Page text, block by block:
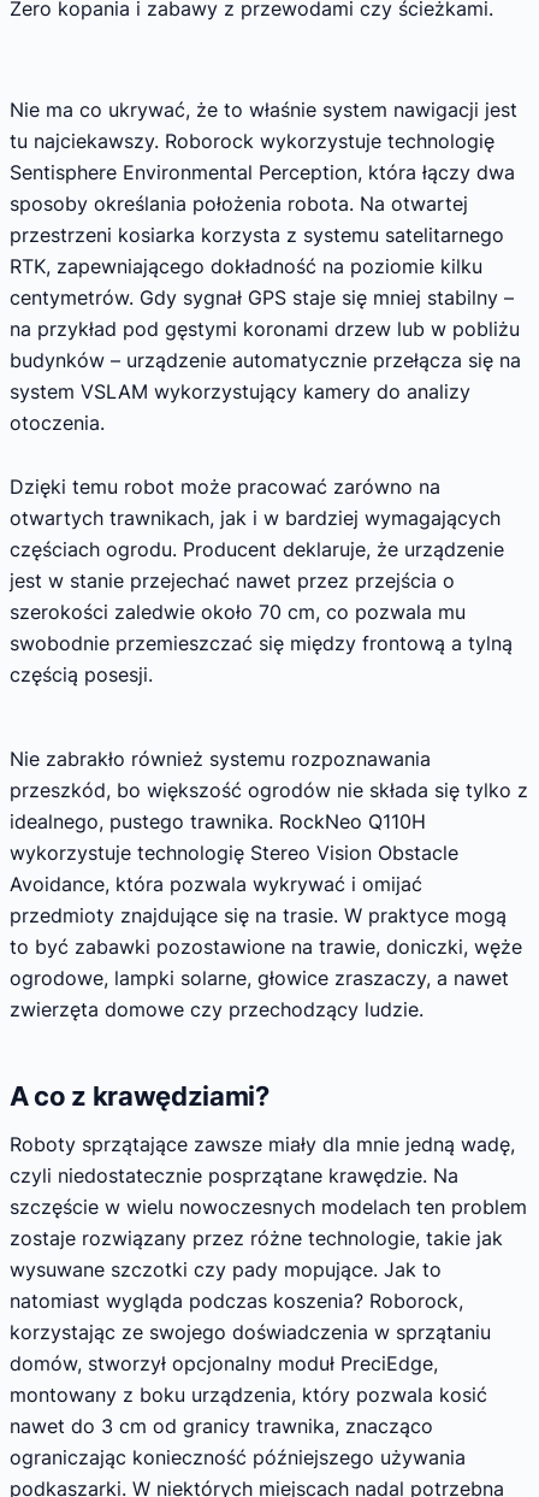
Zero kopania i zabawy z przewodami czy ścieżkami.
Nie ma co ukrywać, że to właśnie system nawigacji jest
tu najciekawszy. Roborock wykorzystuje technologię
Sentisphere Environmental Perception, która łączy dwa
sposoby określania położenia robota. Na otwartej
przestrzeni kosiarka korzysta z systemu satelitarnego
RTK, zapewniającego dokładność na poziomie kilku
centymetrów. Gdy sygnał GPS staje się mniej stabilny –
na przykład pod gęstymi koronami drzew lub w pobliżu
budynków – urządzenie automatycznie przełącza się na
system VSLAM wykorzystujący kamery do analizy
otoczenia.
Dzięki temu robot może pracować zarówno na
otwartych trawnikach, jak i w bardziej wymagających
częściach ogrodu. Producent deklaruje, że urządzenie
jest w stanie przejechać nawet przez przejścia o
szerokości zaledwie około 70 cm, co pozwala mu
swobodnie przemieszczać się między frontową a tylną
częścią posesji.
Nie zabrakło również systemu rozpoznawania
przeszkód, bo większość ogrodów nie składa się tylko z
idealnego, pustego trawnika. RockNeo Q110H
wykorzystuje technologię Stereo Vision Obstacle
Avoidance, która pozwala wykrywać i omijać
przedmioty znajdujące się na trasie. W praktyce mogą
to być zabawki pozostawione na trawie, doniczki, węże
ogrodowe, lampki solarne, głowice zraszaczy, a nawet
zwierzęta domowe czy przechodzący ludzie.
A co z krawędziami?
Roboty sprzątające zawsze miały dla mnie jedną wadę,
czyli niedostatecznie posprzątane krawędzie. Na
szczęście w wielu nowoczesnych modelach ten problem
zostaje rozwiązany przez różne technologie, takie jak
wysuwane szczotki czy pady mopujące. Jak to
natomiast wygląda podczas koszenia? Roborock,
korzystając ze swojego doświadczenia w sprzątaniu
domów, stworzył opcjonalny moduł PreciEdge,
montowany z boku urządzenia, który pozwala kosić
nawet do 3 cm od granicy trawnika, znacząco
ograniczając konieczność późniejszego używania
podkaszarki. W niektórych miejscach nadal potrzebna